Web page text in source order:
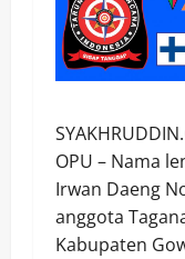
OPU – Nama
Irwan Daeng
anggota
Kabupaten